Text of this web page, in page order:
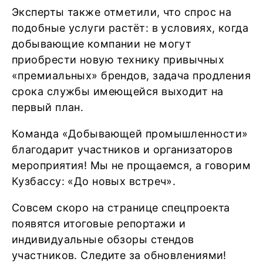
Эксперты также отметили, что спрос на
подобные услуги растёт: в условиях, когда
добывающие компании не могут
приобрести новую технику привычных
«премиальных» брендов, задача продления
срока службы имеющейся выходит на
первый план.
Команда «Добывающей промышленности»
благодарит участников и организаторов
мероприятия! Мы не прощаемся, а говорим
Кузбассу: «До новых встреч».
Совсем скоро на странице спецпроекта
появятся итоговые репортажи и
индивидуальные обзоры стендов
участников. Следите за обновлениями!